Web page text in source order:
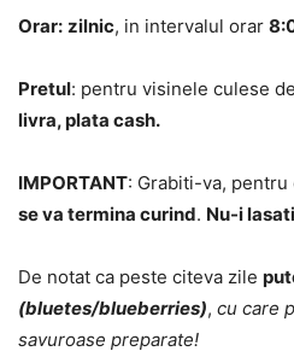
Orar: zilnic, in intervalul orar
Pretul: pentru visinele culese
livra, plata cash.
IMPORTANT: Grabiti-va, pentru
se va termina curind. Nu-i
De notat ca peste citeva zile
(bluetes/blueberries), cu care
savuroase preparate!